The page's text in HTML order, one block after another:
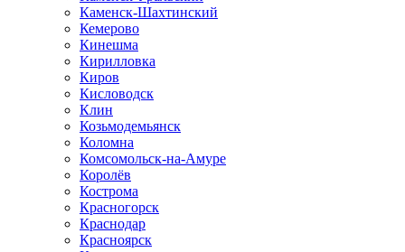
Каменск-Шахтинский
Кемерово
Кинешма
Кирилловка
Киров
Кисловодск
Клин
Козьмодемьянск
Коломна
Комсомольск-на-Амуре
Королёв
Кострома
Красногорск
Краснодар
Красноярск